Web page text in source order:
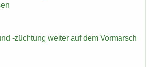
-​züchtung wei­ter auf dem Vor­marsch